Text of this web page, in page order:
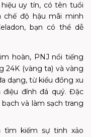
uy tín, có tên tuổi
độ hậu mãi minh
bạn có thể dễ
hoàn, PNJ nổi tiếng
24K (vàng ta) và vàng
dạng, từ kiểu đồng xu
đính đá quý. Đặc
và làm sạch trang
tìm kiếm sự tinh xảo